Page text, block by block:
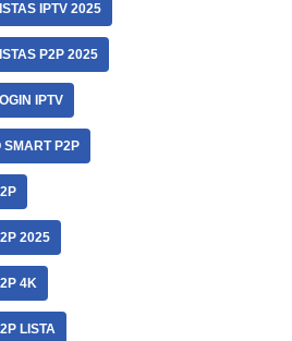
IPTV 2025
P2P 2025
IPTV
SMART P2P
2025
4K
LISTA